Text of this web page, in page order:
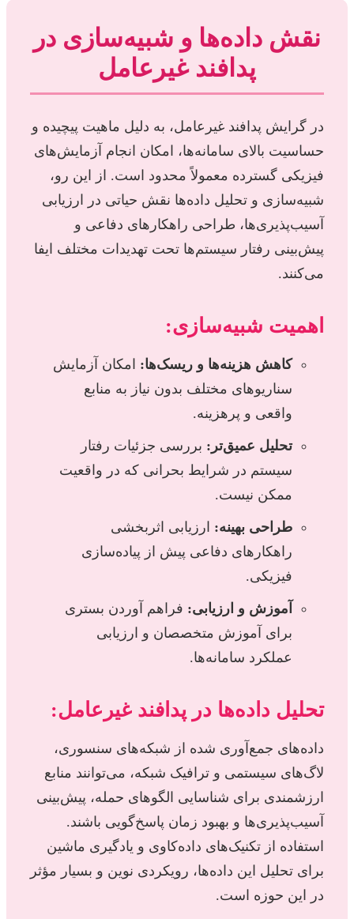
نقش داده‌ها و شبیه‌سازی در
پدافند غیرعامل
در گرایش پدافند غیرعامل، به دلیل ماهیت پیچیده و
حساسیت بالای سامانه‌ها، امکان انجام آزمایش‌های
فیزیکی گسترده معمولاً محدود است. از این رو،
شبیه‌سازی و تحلیل داده‌ها نقش حیاتی در ارزیابی
آسیب‌پذیری‌ها، طراحی راهکارهای دفاعی و
پیش‌بینی رفتار سیستم‌ها تحت تهدیدات مختلف ایفا
می‌کنند.
اهمیت شبیه‌سازی:
کاهش هزینه‌ها و ریسک‌ها: امکان آزمایش
سناریوهای مختلف بدون نیاز به منابع
واقعی و پرهزینه.
تحلیل عمیق‌تر: بررسی جزئیات رفتار
سیستم در شرایط بحرانی که در واقعیت
ممکن نیست.
طراحی بهینه: ارزیابی اثربخشی
راهکارهای دفاعی پیش از پیاده‌سازی
فیزیکی.
آموزش و ارزیابی: فراهم آوردن بستری
برای آموزش متخصصان و ارزیابی
عملکرد سامانه‌ها.
تحلیل داده‌ها در پدافند غیرعامل:
داده‌های جمع‌آوری شده از شبکه‌های سنسوری،
لاگ‌های سیستمی و ترافیک شبکه، می‌توانند منابع
ارزشمندی برای شناسایی الگوهای حمله، پیش‌بینی
آسیب‌پذیری‌ها و بهبود زمان پاسخ‌گویی باشند.
استفاده از تکنیک‌های داده‌کاوی و یادگیری ماشین
برای تحلیل این داده‌ها، رویکردی نوین و بسیار مؤثر
در این حوزه است.